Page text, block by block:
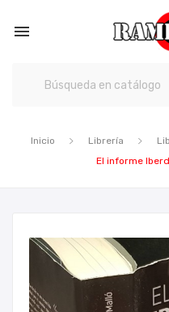

Inicio Librería
El informe